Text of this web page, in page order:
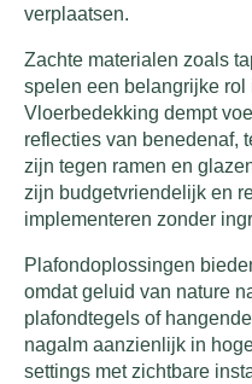
verplaatsen.
Zachte materialen zoals
spelen een belangrijke
Vloerbedekking dempt
reflecties van benedenaf,
zijn tegen ramen en
zijn budgetvriendelijk en
implementeren zonder
Plafondoplossingen
omdat geluid van nature
plafondtegels of
nagalm aanzienlijk in
settings met zichtbare